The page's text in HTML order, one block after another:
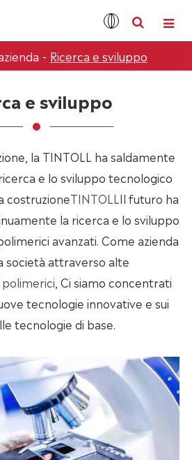
Ricerca e sviluppo
e sviluppo
la TINTOLL ha saldamente
e lo sviluppo tecnologico
costruzioneTINTOLLIl futuro ha
la ricerca e lo sviluppo
avanzati. Come azienda
società attraverso alte
, Ci siamo concentrati
tecnologie innovative e sui
tecnologie di base.